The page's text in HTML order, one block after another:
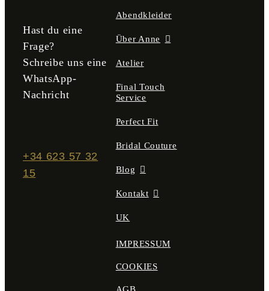
werden
Hast du eine
Frage?
Schreibe uns eine
WhatsApp-
Nachricht
+34 623 57 32
15
Abendkleider
Über Anne
Atelier
Final Touch
Service
Perfect Fit
Bridal Couture
Blog
Kontakt
UK
IMPRESSUM
COOKIES